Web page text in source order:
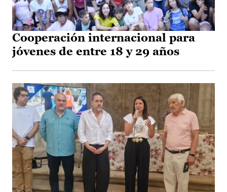
Cooperación internacional para
jóvenes de entre 18 y 29 años